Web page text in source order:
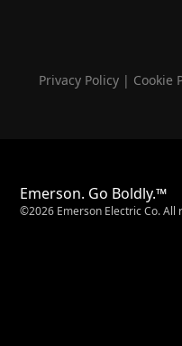
Privacy Policy| Cookie
Emerson. Go Boldly.™
©2026 Emerson Electric Co. All